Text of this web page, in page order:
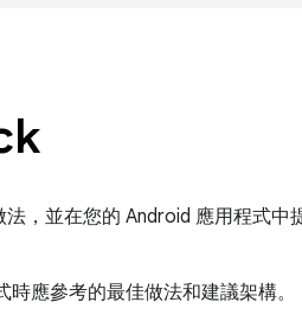
，並在您的 Android 應用程式中
應參考的最佳做法和建議架構。